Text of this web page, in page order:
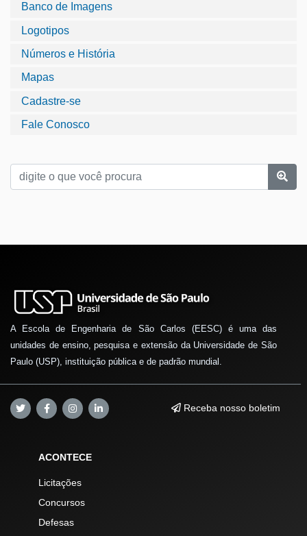
Banco de Imagens
Logotipos
Números e História
Mapas
Cadastre-se
Fale Conosco
A Escola de Engenharia de São Carlos (EESC) é uma das
unidades de ensino, pesquisa e extensão da Universidade de São
Paulo (USP), instituição pública e de padrão mundial.
Receba nosso boletim
ACONTECE
Licitações
Concursos
Defesas